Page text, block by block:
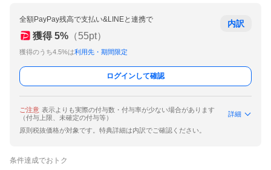
全額PayPay残高で支払い&LINEと連携で
獲得 5% （55pt）
獲得のうち4.5%は利用先・期間限定
内訳
ログインして確認
ご注意 表示よりも実際の付与数・付与率が少ない場合があります
（付与上限、未確定の付与等）
詳細
原則税抜価格が対象です。特典詳細は内訳でご確認ください。
条件達成でおトク